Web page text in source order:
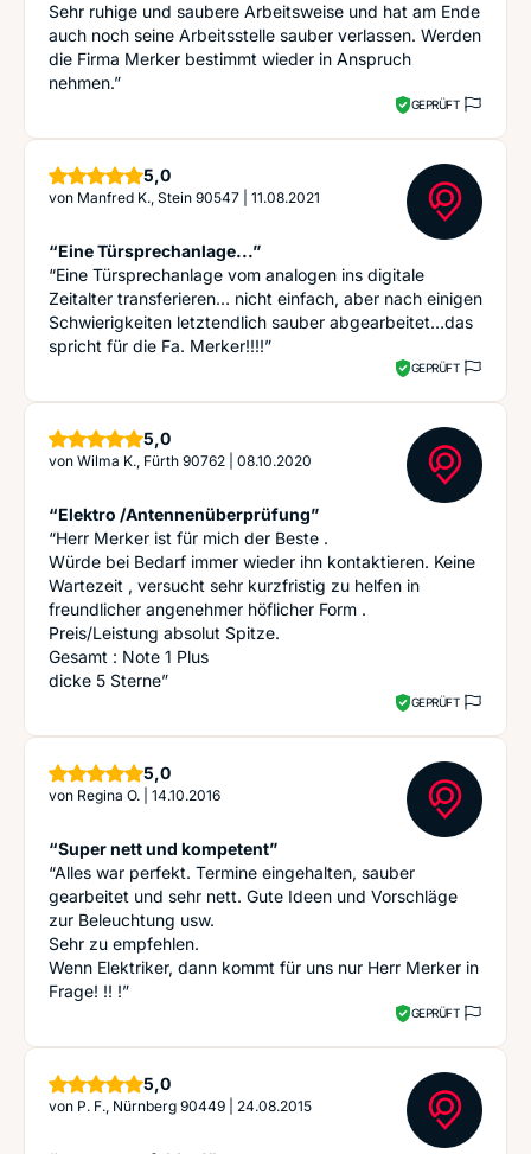
Sehr ruhige und saubere Arbeitsweise und hat am Ende
auch noch seine Arbeitsstelle sauber verlassen. Werden
die Firma Merker bestimmt wieder in Anspruch
nehmen.”
GEPRÜFT
5,0Sterne
von Manfred K., Stein 90547 11.08.2021
“Eine Türsprechanlage...”
“Eine Türsprechanlage vom analogen ins digitale
Zeitalter transferieren… nicht einfach, aber nach einigen
Schwierigkeiten letztendlich sauber abgearbeitet…das
spricht für die Fa. Merker!!!!”
GEPRÜFT
5,0Sterne
von Wilma K., Fürth 90762 08.10.2020
“Elektro /Antennenüberprüfung”
“Herr Merker ist für mich der Beste .
Würde bei Bedarf immer wieder ihn kontaktieren. Keine
Wartezeit , versucht sehr kurzfristig zu helfen in
freundlicher angenehmer höflicher Form .
Preis/Leistung absolut Spitze.
Gesamt : Note 1 Plus
dicke 5 Sterne”
GEPRÜFT
5,0Sterne
von Regina O. 14.10.2016
“Super nett und kompetent”
“Alles war perfekt. Termine eingehalten, sauber
gearbeitet und sehr nett. Gute Ideen und Vorschläge
zur Beleuchtung usw.
Sehr zu empfehlen.
Wenn Elektriker, dann kommt für uns nur Herr Merker in
Frage! !! !”
GEPRÜFT
5,0Sterne
von P. F., Nürnberg 90449 24.08.2015